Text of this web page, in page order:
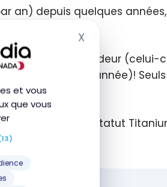
et vous
que vous
XMasquer le
an) depuis quelques
d’Ambassadeur (celui-
groupe dans l’année)! Seuls
de ce statut